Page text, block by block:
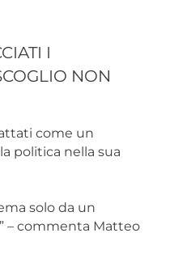
I
NON
come un
politica nella sua
solo da un
– commenta Matteo